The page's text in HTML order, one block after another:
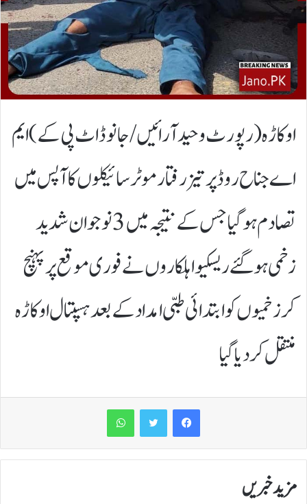
اوکاڑہ (رپورٹ وحیدآرائیں/جانوڈاٹ پی کے )ایم
اے جناح روڈ پر تیزرفتار موٹر سائیکلوں کا آپس میں
تصادم ہو گیا جس کے نتیجہ میں 3 نوجوان شدید
زخمی ہوگئے ریسکیو اہلکاروں نے فوری موقع پر پہنچ
کر زخمیوں کو ابتدائی طبی امداد کے بعد ہسپتال اوکاڑہ
منتقل کر دیا گیا
WhatsApp
مزید خبریں